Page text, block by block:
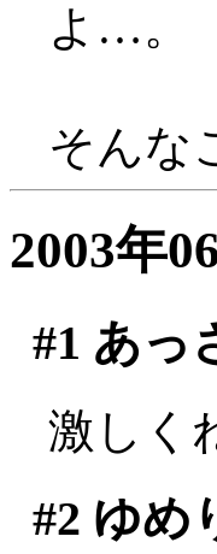
よ…。
そんな
2003年
#1 あっ
激しく
#2 ゆめ